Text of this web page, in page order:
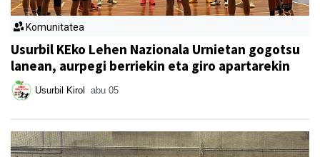
Komunitatea
Usurbil KEko Lehen Nazionala Urnietan gogotsu
lanean, aurpegi berriekin eta giro apartarekin
Usurbil Kirol abu 05